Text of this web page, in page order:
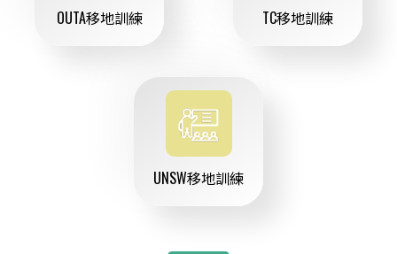
OUTA移地訓練 TC移地訓練
UNSW移地訓練